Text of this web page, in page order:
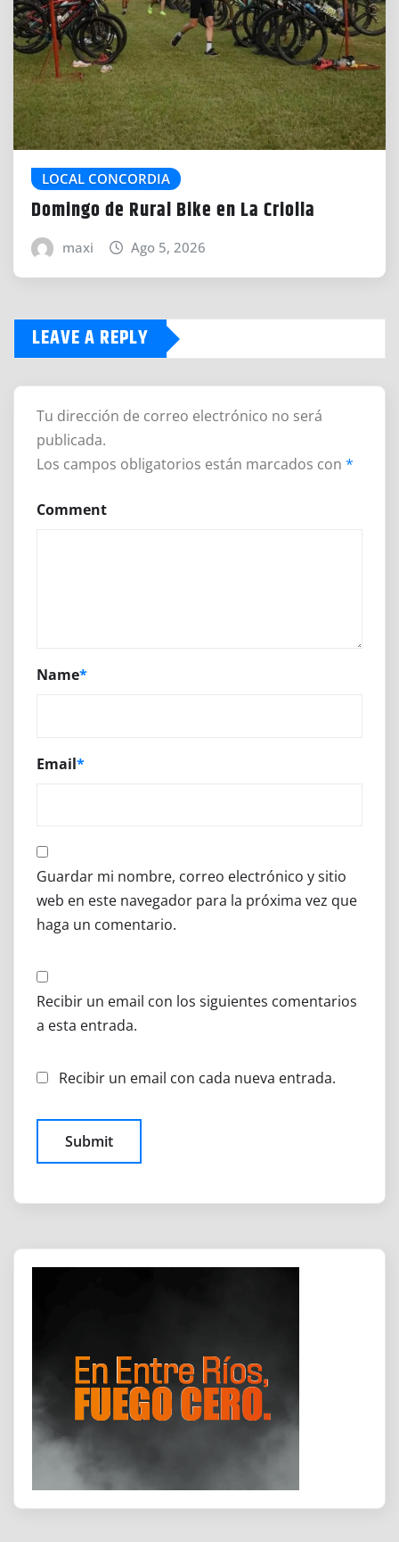
LOCAL CONCORDIA
Domingo de Rural Bike en La Criolla
maxi Ago 5, 2026
LEAVE A REPLY
Tu dirección de correo electrónico no será
publicada.
Los campos obligatorios están marcados con *
Comment
Name*
Email*
Guardar mi nombre, correo electrónico y sitio
web en este navegador para la próxima vez que
haga un comentario.
Recibir un email con los siguientes comentarios
a esta entrada.
Recibir un email con cada nueva entrada.